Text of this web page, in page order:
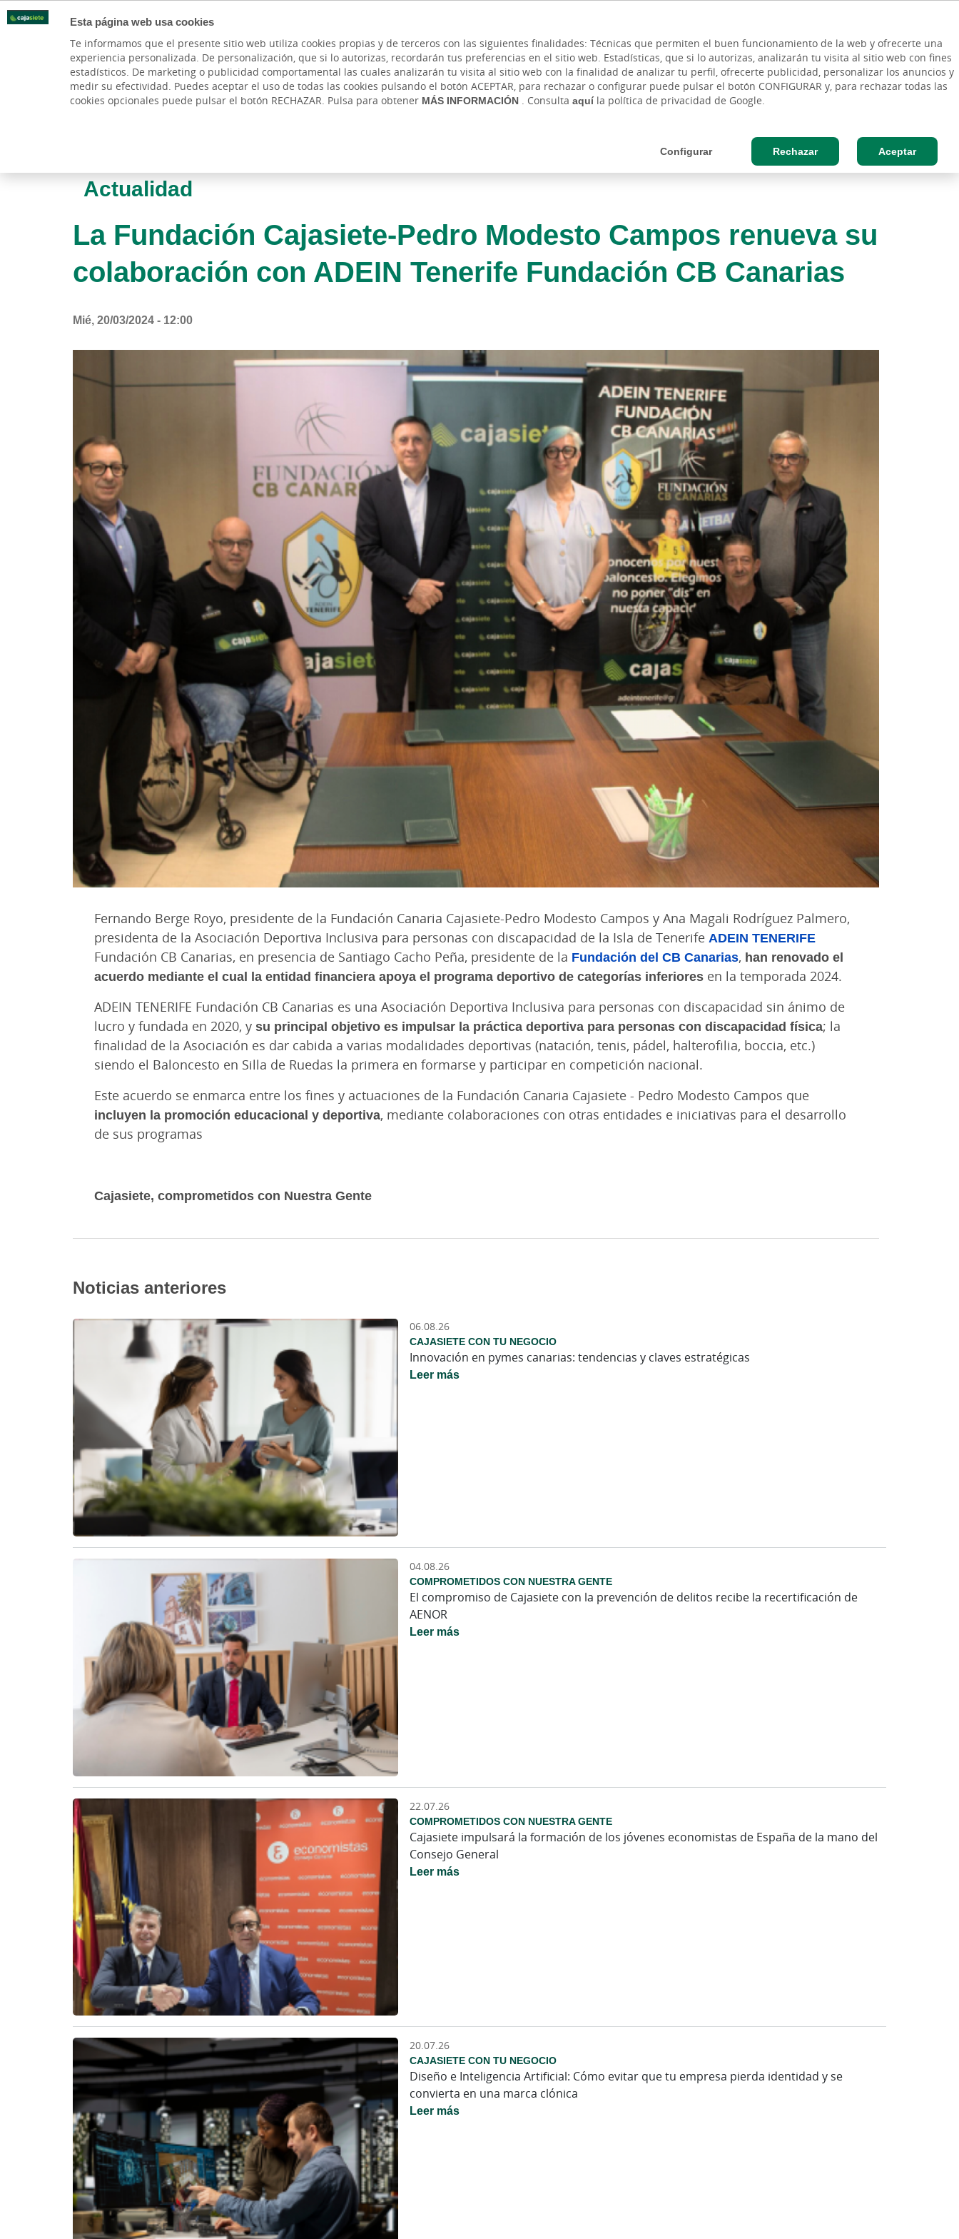
Esta página web usa cookies
Te informamos que el presente sitio web utiliza cookies propias y de terceros con las siguientes finalidades: Técnicas que permiten el buen funcionamiento de la web y ofrecerte una
experiencia personalizada. De personalización, que si lo autorizas, recordarán tus preferencias en el sitio web. Estadísticas, que si lo autorizas, analizarán tu visita al sitio web con fines
estadísticos. De marketing o publicidad comportamental las cuales analizarán tu visita al sitio web con la finalidad de analizar tu perfil, ofrecerte publicidad, personalizar los anuncios y
medir su efectividad. Puedes aceptar el uso de todas las cookies pulsando el botón ACEPTAR, para rechazar o configurar puede pulsar el botón CONFIGURAR y, para rechazar todas las
cookies opcionales puede pulsar el botón RECHAZAR. Pulsa para obtener MÁS INFORMACIÓN. Consulta aquíla política de privacidad de Google.
Configurar Rechazar Aceptar
DE
PARTICULARES BANCA PRIVADA AUTÓNOMOS Y EMPRENDEDORES EMPRESAS AGRO
Actualidad
La Fundación Cajasiete-Pedro Modesto Campos renueva su
colaboración con ADEIN Tenerife Fundación CB Canarias
Mié, 20/03/2024 - 12:00
Fernando Berge Royo, presidente de la Fundación Canaria Cajasiete-Pedro Modesto Campos y Ana Magali Rodríguez Palmero,
presidenta de la Asociación Deportiva Inclusiva para personas con discapacidad de la Isla de Tenerife ADEIN TENERIFE
Fundación CB Canarias, en presencia de Santiago Cacho Peña, presidente de la Fundación del CB Canarias, han renovado el
acuerdo mediante el cual la entidad financiera apoya el programa deportivo de categorías inferiores en la temporada 2024.
ADEIN TENERIFE Fundación CB Canarias es una Asociación Deportiva Inclusiva para personas con discapacidad sin ánimo de
lucro y fundada en 2020, y su principal objetivo es impulsar la práctica deportiva para personas con discapacidad física; la
finalidad de la Asociación es dar cabida a varias modalidades deportivas (natación, tenis, pádel, halterofilia, boccia, etc.)
siendo el Baloncesto en Silla de Ruedas la primera en formarse y participar en competición nacional.
Este acuerdo se enmarca entre los fines y actuaciones de la Fundación Canaria Cajasiete - Pedro Modesto Campos que
incluyen la promoción educacional y deportiva, mediante colaboraciones con otras entidades e iniciativas para el desarrollo
de sus programas
Cajasiete, comprometidos con Nuestra Gente
Noticias anteriores
06.08.26
CAJASIETE CON TU NEGOCIO
Innovación en pymes canarias: tendencias y claves estratégicas
Leer más
04.08.26
COMPROMETIDOS CON NUESTRA GENTE
El compromiso de Cajasiete con la prevención de delitos recibe la recertificación de
AENOR
Leer más
22.07.26
COMPROMETIDOS CON NUESTRA GENTE
Cajasiete impulsará la formación de los jóvenes economistas de España de la mano del
Consejo General
Leer más
20.07.26
CAJASIETE CON TU NEGOCIO
Diseño e Inteligencia Artificial: Cómo evitar que tu empresa pierda identidad y se
convierta en una marca clónica
Leer más